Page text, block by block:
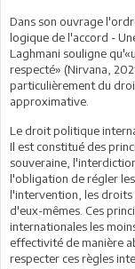
Dans son ouvrage
logique de l'accord -
Laghmani souligne
respecté» (Nirvana,
particulièrement du
approximative.
Le droit politique
Il est constitué des
souveraine,
l'obligation de régler
l'intervention, les droits
d'eux-mêmes. Ces
internationales les
effectivité de manière
respecter ces règles